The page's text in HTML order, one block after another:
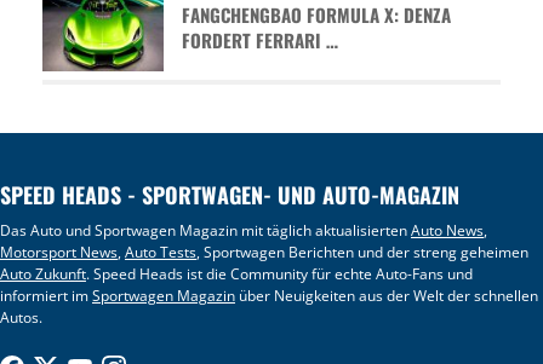
FANGCHENGBAO FORMULA X: DENZA
FORDERT FERRARI …
SPEED HEADS - SPORTWAGEN- UND AUTO-MAGAZIN
Das Auto und Sportwagen Magazin mit täglich aktualisiertenAuto News,
Motorsport News,Auto Tests, Sportwagen Berichten und der streng geheimen
Auto Zukunft. Speed Heads ist die Community für echte Auto-Fans und
informiert imSportwagen Magazin über Neuigkeiten aus der Welt der schnellen
Autos.